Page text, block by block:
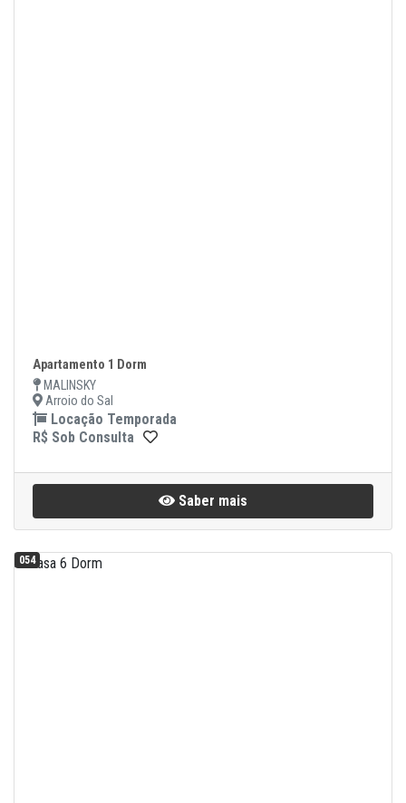
Apartamento 1 Dorm
MALINSKY
Arroio do Sal
Locação Temporada
R$ Sob Consulta
Saber mais
054